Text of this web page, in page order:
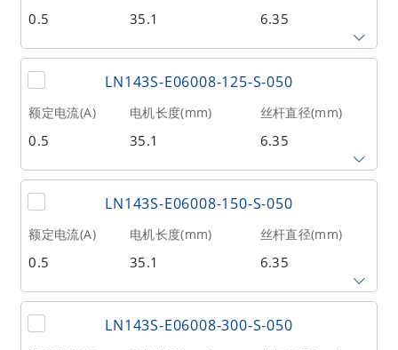
相数 转子惯量(g•cm²) 重量(kg)
2 20 0.21
0.5 35.1 6.35
丝杆导程(mm) 丝杆长度(mm) 额定推力(N
@300RPM)
相数 转子惯量(g•cm²) 重量(kg)
2 20 0.21
LN143S-E06008-125-S-050
额定电流(A) 电机长度(mm) 丝杆直径(mm)
0.5 35.1 6.35
丝杆导程(mm) 丝杆长度(mm) 额定推力(N
@300RPM)
相数 转子惯量(g•cm²) 重量(kg)
2 20 0.21
LN143S-E06008-150-S-050
额定电流(A) 电机长度(mm) 丝杆直径(mm)
0.5 35.1 6.35
丝杆导程(mm) 丝杆长度(mm) 额定推力(N
@300RPM)
LN143S-E06008-300-S-050